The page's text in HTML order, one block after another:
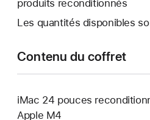
produits reconditionnés
Les quantités disponibles
Contenu du coffret
iMac 24 pouces
Apple M4